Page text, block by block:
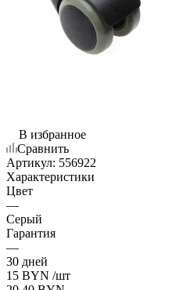
В избранное
Сравнить
Артикул: 556922
Характеристики
Цвет
—
Серый
Гарантия
—
30 дней
15 BYN /шт